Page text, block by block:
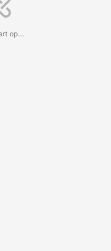
op...